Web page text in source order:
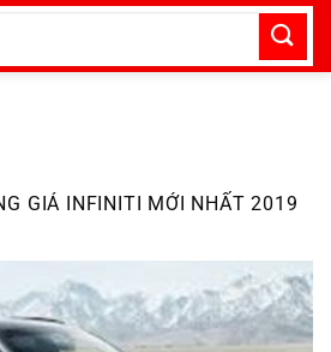
GIÁ INFINITI MỚI NHẤT 2019